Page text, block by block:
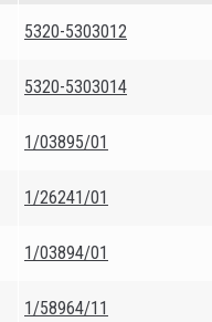
5320-5303012
5320-5303014
1/03895/01
1/26241/01
1/03894/01
1/58964/11